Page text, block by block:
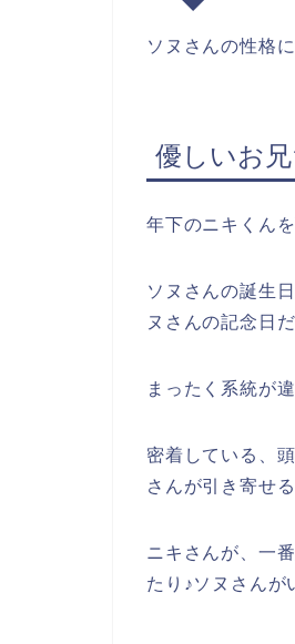
ソヌさんの性格
優しいお
年下のニキくん
ソヌさんの誕生
ヌさんの記念日
まったく系統が
密着している、
さんが引き寄せ
ニキさんが、一
たり♪ソヌさんが